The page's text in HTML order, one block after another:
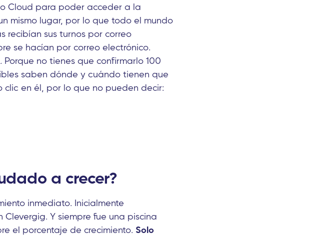
Cloud para poder acceder a la
mismo lugar, por lo que todo el mundo
recibían sus turnos por correo
se hacían por correo electrónico.
. Porque no tienes que confirmarlo 100
saben dónde y cuándo tienen que
clic en él, por lo que no pueden decir:
a crecer?
inmediato. Inicialmente
Y siempre fue una piscina
el porcentaje de crecimiento. Solo